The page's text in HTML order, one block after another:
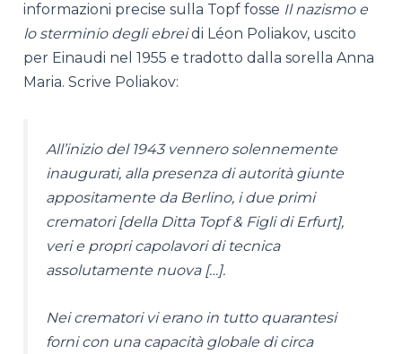
informazioni precise sulla Topf fosse Il nazismo e
lo sterminio degli ebreidi Léon Poliakov, uscito
per Einaudi nel 1955 e tradotto dalla sorella Anna
Maria. Scrive Poliakov:
All’inizio del 1943 vennero solennemente
inaugurati, alla presenza di autorità giunte
appositamente da Berlino, i due primi
crematori [della Ditta Topf & Figli di Erfurt],
veri e propri capolavori di tecnica
assolutamente nuova […].
Nei crematori vi erano in tutto quarantesi
forni con una capacità globale di circa